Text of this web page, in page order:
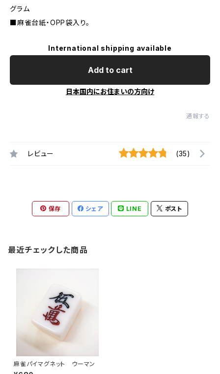
グラム
■麻雀台紙・OPP袋入り。
International shipping available
Add to cart
日本国内にお住まいの方向け
通報する
レビュー (35)
保存 シェア LINE ポスト
最近チェックした商品
麻雀パイマグネット ウーマン